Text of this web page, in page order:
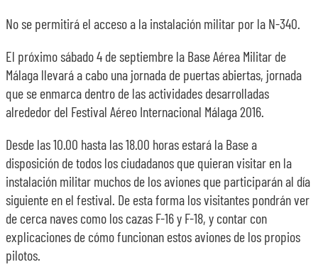
No se permitirá el acceso a la instalación militar por la N-340.
El próximo sábado 4 de septiembre la Base Aérea Militar de
Málaga llevará a cabo una jornada de puertas abiertas, jornada
que se enmarca dentro de las actividades desarrolladas
alrededor del Festival Aéreo Internacional Málaga 2016.
Desde las 10.00 hasta las 18.00 horas estará la Base a
disposición de todos los ciudadanos que quieran visitar en la
instalación militar muchos de los aviones que participarán al día
siguiente en el festival. De esta forma los visitantes pondrán ver
de cerca naves como los cazas F-16 y F-18, y contar con
explicaciones de cómo funcionan estos aviones de los propios
pilotos.